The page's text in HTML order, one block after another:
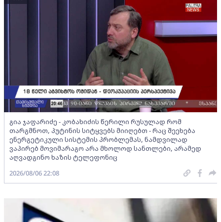
გია ჯაფარიძე - კობახიძის წერილი რუსულად რომ
თარგმნოთ, პუტინის სიტყვებს მიიღებთ - რაც შეეხება
ენერგეტიკული სისტემის პრობლემას, ნამდვილად
ვაპირებ მოვიმარაგო არა მხოლოდ სანთლები, არამედ
აღვადგინო ხაზის ტელეფონიც
2026/08/06 22:08